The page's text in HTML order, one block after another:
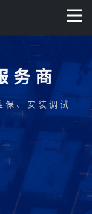
务商
保、安装调试